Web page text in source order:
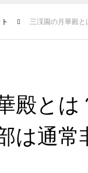
三渓園の月華殿
殿と
は通常